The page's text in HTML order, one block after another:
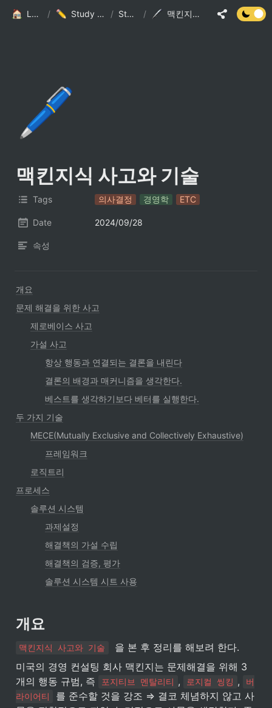
LSJ HOME / Study And Practice / StudyList / 맥킨지식 사고와 기술
🖊️
맥킨지식 사고와 기술
Tags 의사결정 경영학 ETC
Date 2024/09/28
속성
개요
문제 해결을 위한 사고
제로베이스 사고
가설 사고
항상 행동과 연결되는 결론을 내린다
결론의 배경과 매커니즘을 생각한다.
베스트를 생각하기보다 베터를 실행한다.
두 가지 기술
MECE(Mutually Exclusive and Collectively Exhaustive)
프레임워크
로직트리
프로세스
솔루션 시스템
과제설정
해결책의 가설 수립
해결책의 검증, 평가
솔루션 시스템 시트 사용
개요
맥킨지식 사고와 기술
  을 본 후 정리를 해보려 한다.
미국의 경영 컨설팅 회사 맥킨지는 문제해결을 위해 3
개의 행동 규범, 즉
포지티브 멘탈리티 , 로지컬 씽킹 ,
버
라이어티
를 준수할 것을 강조 ⇒ 결코 체념하지 않고 사